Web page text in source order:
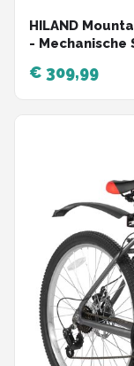
HILAND
- Mechanische
€ 309,99